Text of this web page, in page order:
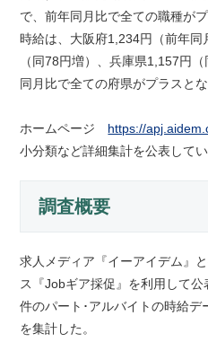
で、前年同月比で全ての職種が
時給は、大阪府1,234円（前年
（同78円増）、兵庫県1,157円
同月比で全ての府県がプラスとな
ホームページ https://
小分類など詳細集計を公表してい
調査概要
求人メディア『イーアイデム』
ス『Jobギア採促』を利用して
件のパート･アルバイトの時給
を集計した。